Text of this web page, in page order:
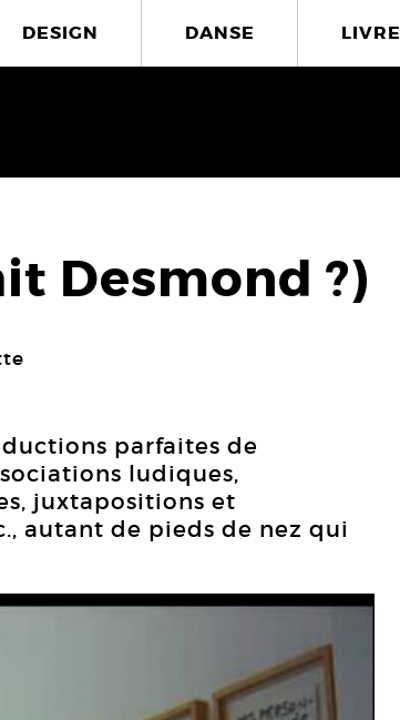
DESIGN DANSE
Desmond ?)
parfaites de
ludiques,
juxtapositions et
autant de pieds de nez qui